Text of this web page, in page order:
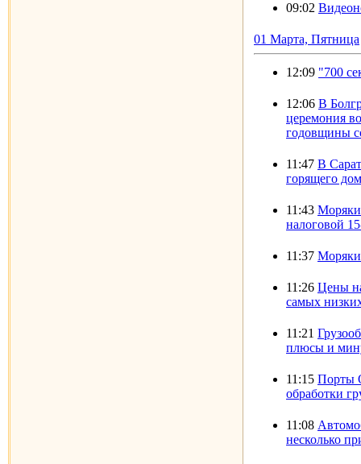
09:02
01 Марта, Пятница
12:09 "700
12:06 В
церемония
годовщины
11:47 В
горящего
11:43 Моряки
налоговой
11:37
11:26 Цены
самых
11:21
плюсы и
11:15 Порты
обработки
11:08
несколько